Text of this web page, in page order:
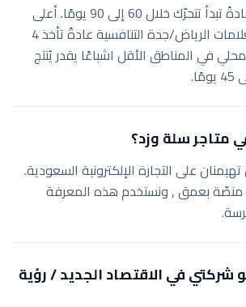
الترتيبات السعودية عادةً تبدأ تتحرّك خلال 60 إلى 90 يومًا. أعلى
ثلاث مراكز على استعلامات الرياض/جدة التنافسية عادةً تأخذ 4
المحلي في المناطق الأقل اشباعًا يقدر يُنتج
سلة وزد؟
على التجارة الإلكترونية السعودية.
بعمق , ونستخدم هذه المعرفة
في الاقتصاد الجديد / رؤية